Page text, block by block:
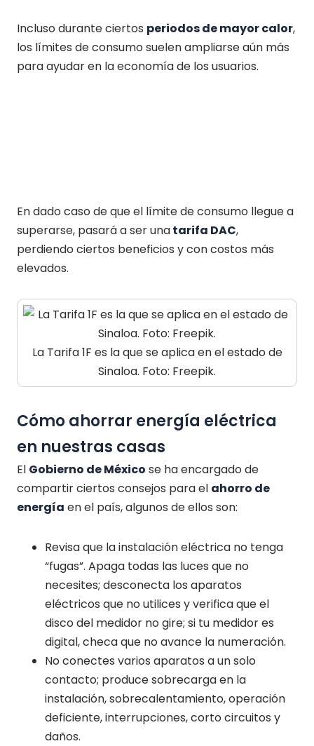
Incluso durante ciertos periodos de mayor calor,
los límites de consumo suelen ampliarse aún más
para ayudar en la economía de los usuarios.
En dado caso de que el límite de consumo llegue a
superarse, pasará a ser unatarifa DAC,
perdiendo ciertos beneficios y con costos más
elevados.
La Tarifa 1F es la que se aplica en el estado de
Sinaloa. Foto: Freepik.
Cómo ahorrar energía eléctrica
en nuestras casas
El Gobierno de México se ha encargado de
compartir ciertos consejos para el ahorro de
energía en el país, algunos de ellos son:
Revisa que la instalación eléctrica no tenga
“fugas”. Apaga todas las luces que no
necesites; desconecta los aparatos
eléctricos que no utilices y verifica que el
disco del medidor no gire; si tu medidor es
digital, checa que no avance la numeración.
No conectes varios aparatos a un solo
contacto; produce sobrecarga en la
instalación, sobrecalentamiento, operación
deficiente, interrupciones, corto circuitos y
daños.